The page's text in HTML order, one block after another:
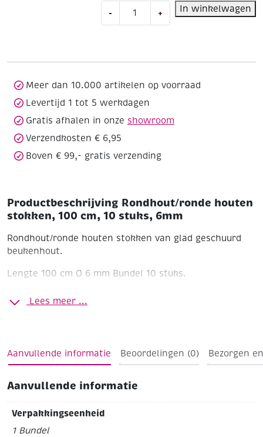
-
stuks,
6mm
+ In winkelwagen
Meer dan 10.000 artikelen op voorraad
Levertijd 1 tot 5 werkdagen
Gratis afhalen in onze showroom
Verzendkosten € 6,95
Boven € 99,- gratis verzending
Productbeschrijving Rondhout/ronde houten
stokken, 100 cm, 10 stuks, 6mm
Rondhout/ronde houten stokken van glad geschuurd
beukenhout.
Lengte 100 cm Ø 6 mm Bundel 10 stuks.
Lees meer ...
Aanvullende informatie Beoordelingen (0) Bezorgen
Aanvullende informatie
Verpakkingseenheid
1 Bundel